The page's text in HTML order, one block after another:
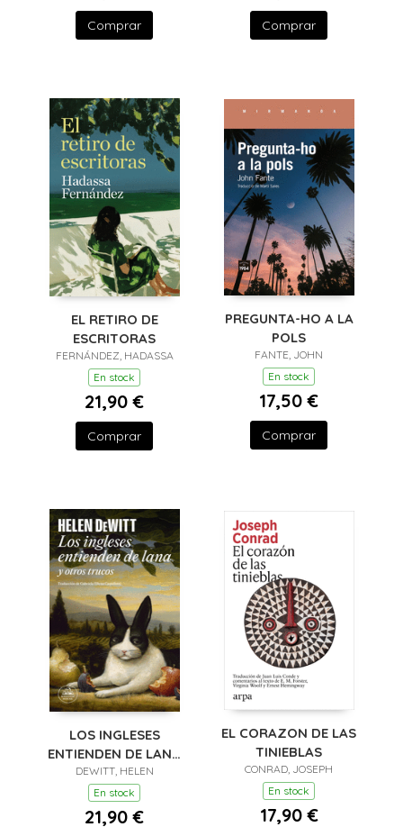
Comprar Comprar
EL RETIRO DE
ESCRITORAS
FERNÁNDEZ, HADASSA
En stock
21,90 €
Comprar
PREGUNTA-HO A LA
POLS
FANTE, JOHN
En stock
17,50 €
Comprar
LOS INGLESES
ENTIENDEN DE LANA
(Y OTROS TRUCOS)
DEWITT, HELEN
En stock
21,90 €
EL CORAZON DE LAS
TINIEBLAS
CONRAD, JOSEPH
En stock
17,90 €